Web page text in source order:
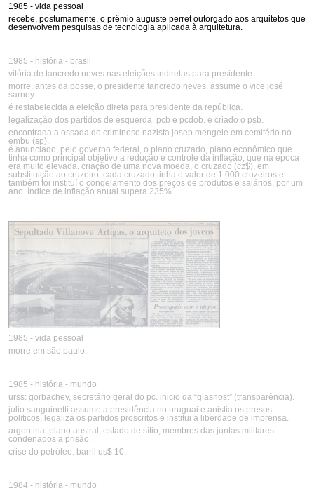
1985 - vida pessoal
recebe, postumamente, o prêmio auguste perret outorgado aos arquitetos que
desenvolvem pesquisas de tecnologia aplicada à arquitetura.
1985 - história - brasil
vitória de tancredo neves nas eleições indiretas para presidente.
morre, antes da posse, o presidente tancredo neves. assume o vice josé
sarney.
é restabelecida a eleição direta para presidente da república.
legalização dos partidos de esquerda, pcb e pcdob. é criado o psb.
encontrada a ossada do criminoso nazista josep mengele em cemitério no
embu (sp).
é anunciado, pelo governo federal, o plano cruzado, plano econômico que
tinha como principal objetivo a redução e controle da inflação, que na época
era muito elevada. criação de uma nova moeda, o cruzado (cz$), em
substituição ao cruzeiro. cada cruzado tinha o valor de 1.000 cruzeiros e
também foi instituí o congelamento dos preços de produtos e salários, por um
ano. índice de inflação anual supera 235%.
1985 - vida pessoal
morre em são paulo.
1985 - história - mundo
urss: gorbachev, secretário geral do pc. inicio da “glasnost” (transparência).
julio sanguinetti assume a presidência no uruguai e anistia os presos
políticos, legaliza os partidos proscritos e institui a liberdade de imprensa.
argentina: plano austral, estado de sítio; membros das juntas militares
condenados a prisão.
crise do petróleo: barril us$ 10.
1984 - história - mundo